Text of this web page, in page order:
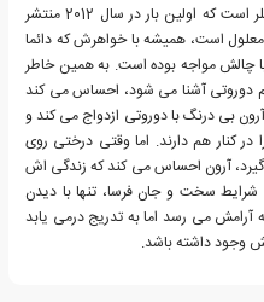
کتاب راهنمای وداع، رمانی نوشته ی آن تایلر است که اولین بار در سال 2012 منتشر
است، همیشه با خواهرش که دائما
چالش مواجه بوده است. به همین خاطر
دوروتی آشنا می شود، احساس می کند
بی درنگ با دوروتی ازدواج می کند و
کنار هم دارند. اما وقتی درختی روی
آرون احساس می کند که زندگی اش
سخت و جان فرسا، تنها با دیدن
می رسد اما به تدریج درمی یابد
وجود داشته باشد.